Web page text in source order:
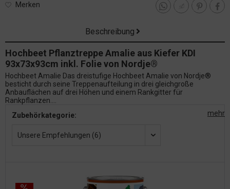
Merken
Beschreibung
Hochbeet Pflanztreppe Amalie aus Kiefer KDI
93x73x93cm inkl. Folie von Nordje®
Hochbeet Amalie Das dreistufige Hochbeet Amalie von Nordje®
besticht durch seine Treppenaufteilung in drei gleichgroße
Anbauflächen auf drei Höhen und einem Rankgitter für
Rankpflanzen....
mehr
Zubehörkategorie: